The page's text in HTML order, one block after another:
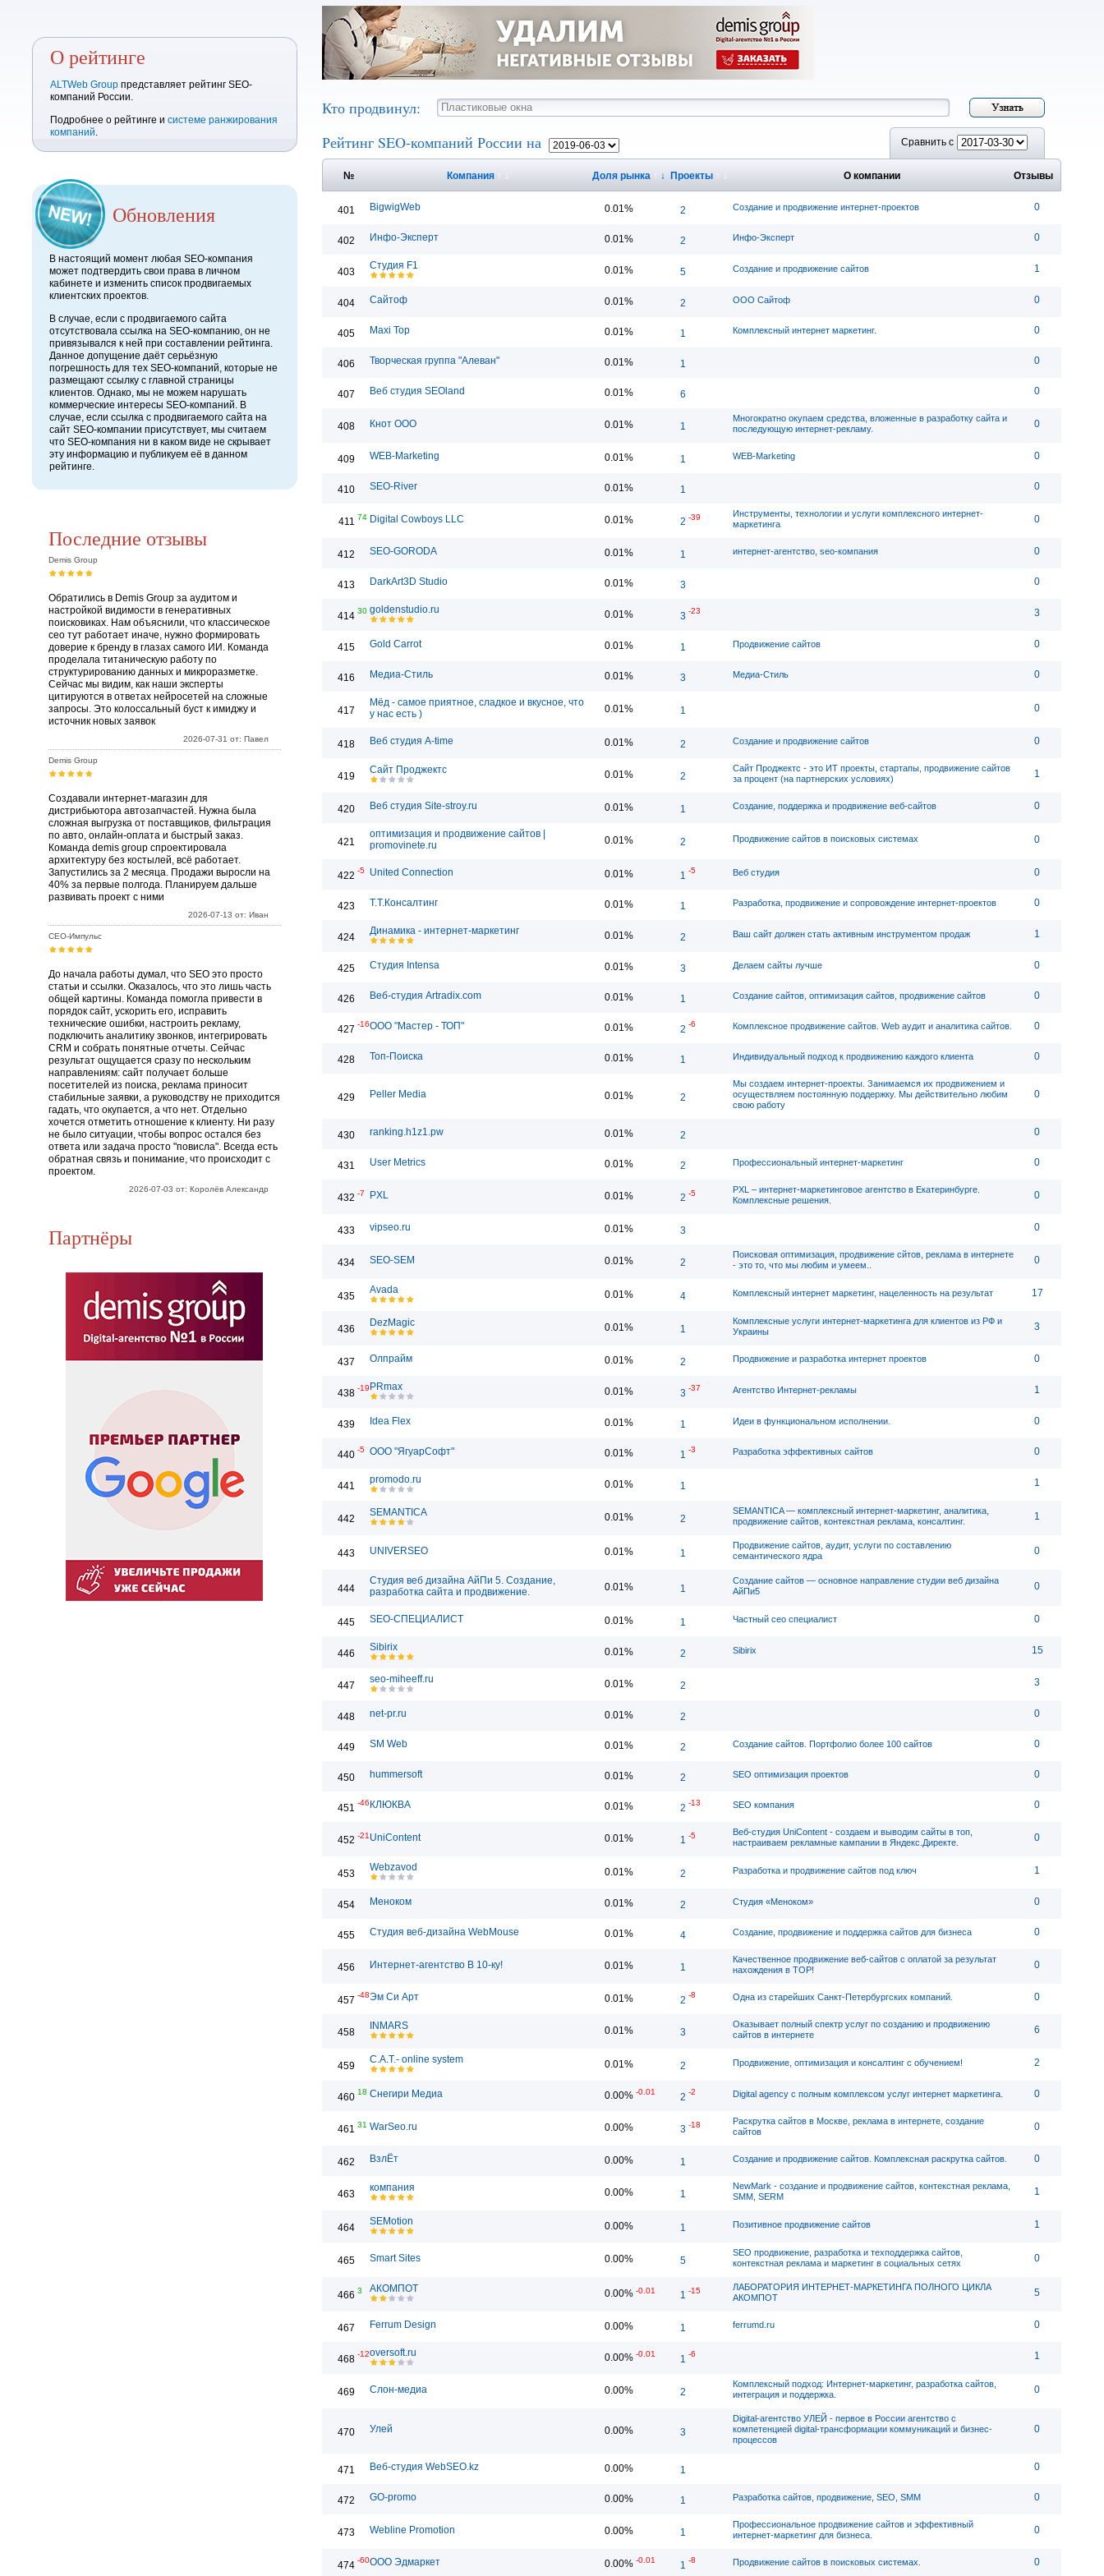
О рейтинге
ALTWeb Group представляет рейтинг SEO-
компаний России.
Подробнее о рейтинге и системе ранжирования
компаний.
Обновления
В настоящий момент любая SEO-компания
может подтвердить свои права в личном
кабинете и изменить список продвигаемых
клиентских проектов.
В случае, если с продвигаемого сайта
отсутствовала ссылка на SEO-компанию, он не
привязывался к ней при составлении рейтинга.
Данное допущение даёт серьёзную
погрешность для тех SEO-компаний, которые не
размещают ссылку с главной страницы
клиентов. Однако, мы не можем нарушать
коммерческие интересы SEO-компаний. В
случае, если ссылка с продвигаемого сайта на
сайт SEO-компании присутствует, мы считаем
что SEO-компания ни в каком виде не скрывает
эту информацию и публикуем её в данном
рейтинге.
Последние отзывы
Demis Group
Обратились в Demis Group за аудитом и
настройкой видимости в генеративных
поисковиках. Нам объяснили, что классическое
сео тут работает иначе, нужно формировать
доверие к бренду в глазах самого ИИ. Команда
проделала титаническую работу по
структурированию данных и микроразметке.
Сейчас мы видим, как наши эксперты
цитируются в ответах нейросетей на сложные
запросы. Это колоссальный буст к имиджу и
источник новых заявок
2026-07-31 от: Павел
Demis Group
Создавали интернет-магазин для
дистрибьютора автозапчастей. Нужна была
сложная выгрузка от поставщиков, фильтрация
по авто, онлайн-оплата и быстрый заказ.
Команда demis group спроектировала
архитектуру без костылей, всё работает.
Запустились за 2 месяца. Продажи выросли на
40% за первые полгода. Планируем дальше
развивать проект с ними
2026-07-13 от: Иван
СЕО-Импульс
До начала работы думал, что SEO это просто
статьи и ссылки. Оказалось, что это лишь часть
общей картины. Команда помогла привести в
порядок сайт, ускорить его, исправить
технические ошибки, настроить рекламу,
подключить аналитику звонков, интегрировать
CRM и собрать понятные отчеты. Сейчас
результат ощущается сразу по нескольким
направлениям: сайт получает больше
посетителей из поиска, реклама приносит
стабильные заявки, а руководству не приходится
гадать, что окупается, а что нет. Отдельно
хочется отметить отношение к клиенту. Ни разу
не было ситуации, чтобы вопрос остался без
ответа или задача просто "повисла". Всегда есть
обратная связь и понимание, что происходит с
проектом.
2026-07-03 от: Королёв Александр
Партнёры
Кто продвинул:
Рейтинг SEO-компаний России на
Сравнить с
№ Компания Доля рынка ↓ Проекты О компании Отзывы
401 BigwigWeb 0.01% 2 Создание и продвижение интернет-проектов 0
402 Инфо-Эксперт 0.01% 2 Инфо-Эксперт 0
403
Студия F1 0.01% 5 Создание и продвижение сайтов 1
404 Сайтоф 0.01% 2 ООО Сайтоф 0
405 Maxi Top 0.01% 1 Комплексный интернет маркетинг. 0
406 Творческая группа "Алеван" 0.01% 1 0
407 Веб студия SEOland 0.01% 6 0
408 Кнот ООО 0.01% 1
Многократно окупаем средства, вложенные в разработку сайта и
последующую интернет-рекламу.
0
409 WEB-Marketing 0.01% 1 WEB-Marketing 0
410 SEO-River 0.01% 1 0
411 74 Digital Cowboys LLC 0.01% 2 -39
Инструменты, технологии и услуги комплексного интернет-
маркетинга
0
412 SEO-GORODA 0.01% 1 интернет-агентство, seo-компания 0
413 DarkArt3D Studio 0.01% 3 0
414 30 goldenstudio.ru 0.01% 3 -23 3
415 Gold Carrot 0.01% 1 Продвижение сайтов 0
416 Медиа-Стиль 0.01% 3 Медиа-Стиль 0
417
Мёд - самое приятное, сладкое и вкусное, что
у нас есть )
0.01% 1 0
418 Веб студия A-time 0.01% 2 Создание и продвижение сайтов 0
419
Сайт Проджектс 0.01% 2
Сайт Проджектс - это ИТ проекты, стартапы, продвижение сайтов
за процент (на партнерских условиях)
1
420 Веб студия Site-stroy.ru 0.01% 1 Создание, поддержка и продвижение веб-сайтов 0
421
оптимизация и продвижение сайтов |
promovinete.ru
0.01% 2 Продвижение сайтов в поисковых системах 0
422 -5 United Connection 0.01% 1 -5 Веб студия 0
423 Т.Т.Консалтинг 0.01% 1 Разработка, продвижение и сопровождение интернет-проектов 0
424
Динамика - интернет-маркетинг 0.01% 2 Ваш сайт должен стать активным инструментом продаж 1
425 Студия Intensa 0.01% 3 Делаем сайты лучше 0
426 Веб-студия Artradix.com 0.01% 1 Создание сайтов, оптимизация сайтов, продвижение сайтов 0
427 -16ООО "Мастер - ТОП" 0.01% 2 -6 Комплексное продвижение сайтов. Web аудит и аналитика сайтов. 0
428 Топ-Поиска 0.01% 1 Индивидуальный подход к продвижению каждого клиента 0
429 Peller Media 0.01% 2
Мы создаем интернет-проекты. Занимаемся их продвижением и
осуществляем постоянную поддержку. Мы действительно любим
свою работу
0
430 ranking.h1z1.pw 0.01% 2 0
431 User Metrics 0.01% 2 Профессиональный интернет-маркетинг 0
432 -7 PXL 0.01% 2 -5
PXL – интернет-маркетинговое агентство в Екатеринбурге.
Комплексные решения.
0
433 vipseo.ru 0.01% 3 0
434 SEO-SEM 0.01% 2
Поисковая оптимизация, продвижение сйтов, реклама в интернете
- это то, что мы любим и умеем..
0
435
Avada 0.01% 4 Комплексный интернет маркетинг, нацеленность на результат 17
436
DezMagic 0.01% 1
Комплексные услуги интернет-маркетинга для клиентов из РФ и
Украины
3
437 Олпрайм 0.01% 2 Продвижение и разработка интернет проектов 0
438 -19 PRmax 0.01% 3 -37 Агентство Интернет-рекламы 1
439 Idea Flex 0.01% 1 Идеи в функциональном исполнении. 0
440 -5 ООО "ЯгуарСофт" 0.01% 1 -3 Разработка эффективных сайтов 0
441
promodo.ru 0.01% 1 1
442
SEMANTICA 0.01% 2
SEMANTICA — комплексный интернет-маркетинг, аналитика,
продвижение сайтов, контекстная реклама, консалтинг.
1
443 UNIVERSEO 0.01% 1
Продвижение сайтов, аудит, услуги по составлению
семантического ядра
0
444
Студия веб дизайна АйПи 5. Создание,
разработка сайта и продвижение.
0.01% 1
Создание сайтов — основное направление студии веб дизайна
АйПи5
0
445 SEO-СПЕЦИАЛИСТ 0.01% 1 Частный сео специалист 0
446
Sibirix 0.01% 2 Sibirix 15
447
seo-miheeff.ru 0.01% 2 3
448 net-pr.ru 0.01% 2 0
449 SM Web 0.01% 2 Создание сайтов. Портфолио более 100 сайтов 0
450 hummersoft 0.01% 2 SEO оптимизация проектов 0
451 -46 КЛЮКВА 0.01% 2 -13 SEO компания 0
452 -21 UniContent 0.01% 1 -5
Веб-студия UniContent - cоздаем и выводим сайты в топ,
настраиваем рекламные кампании в Яндекс.Директе.
0
453
Webzavod 0.01% 2 Разработка и продвижение сайтов под ключ 1
454 Меноком 0.01% 2 Студия «Меноком» 0
455 Студия веб-дизайна WebMouse 0.01% 4 Создание, продвижение и поддержка сайтов для бизнеса 0
456 Интернет-агентство В 10-ку! 0.01% 1
Качественное продвижение веб-сайтов с оплатой за результат
нахождения в ТОР!
0
457 -48Эм Си Арт 0.01% 2 -8 Одна из старейших Санкт-Петербургских компаний. 0
458
INMARS 0.01% 3
Оказывает полный спектр услуг по созданию и продвижению
сайтов в интернете
6
459
C.A.T.- online system 0.01% 2 Продвижение, оптимизация и консалтинг с обучением! 2
460 18 Снегири Медиа 0.00% -0.01 2 -2 Digital agency c полным комплексом услуг интернет маркетинга. 0
461 31 WarSeo.ru 0.00% 3 -18
Раскрутка сайтов в Москве, реклама в интернете, создание
сайтов
0
462 ВзлЁт 0.00% 1 Создание и продвижение сайтов. Комплексная раскрутка сайтов. 0
463
компания 0.00% 1
NewMark - создание и продвижение сайтов, контекстная реклама,
SMM, SERM
1
464
SEMotion 0.00% 1 Позитивное продвижение сайтов 1
465 Smart Sites 0.00% 5
SEO продвижение, разработка и техподдержка сайтов,
контекстная реклама и маркетинг в социальных сетях
0
466 3 АКОМПОТ 0.00% -0.01 1 -15
ЛАБОРАТОРИЯ ИНТЕРНЕТ-МАРКЕТИНГА ПОЛНОГО ЦИКЛА
АКОМПОТ
5
467 Ferrum Design 0.00% 1 ferrumd.ru 0
468 -12oversoft.ru 0.00% -0.01 1 -6 1
469 Слон-медиа 0.00% 2
Комплексный подход: Интернет-маркетинг, разработка сайтов,
интеграция и поддержка.
0
470 Улей 0.00% 3
Digital-агентство УЛЕЙ - первое в России агентство с
компетенцией digital-трансформации коммуникаций и бизнес-
процессов
0
471 Веб-студия WebSEO.kz 0.00% 1 0
472 GO-promo 0.00% 1 Разработка сайтов, продвижение, SEO, SMM 0
473 Webline Promotion 0.00% 1
Профессиональное продвижение сайтов и эффективный
интернет-маркетинг для бизнеса.
0
474 -60ООО Эдмаркет 0.00% -0.01 1 -8 Продвижение сайтов в поисковых системах. 0